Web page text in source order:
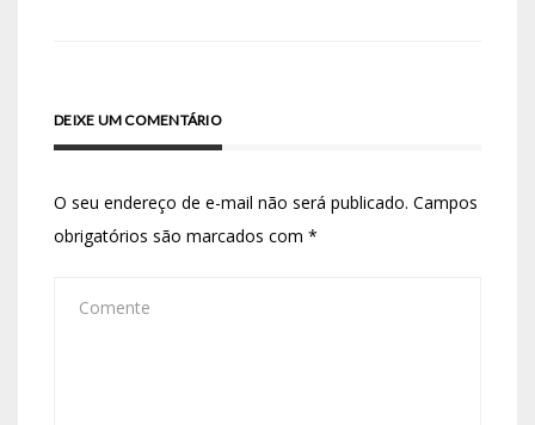
DEIXE UM COMENTÁRIO
O seu endereço de e-mail não será publicado. Campos
obrigatórios são marcados com *